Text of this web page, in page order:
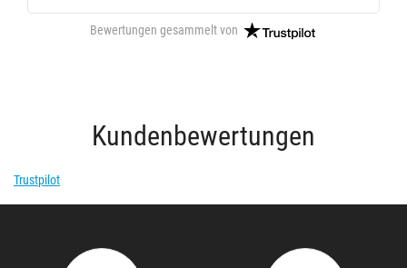
Bewertungen gesammelt von
Kundenbewertungen
Trustpilot